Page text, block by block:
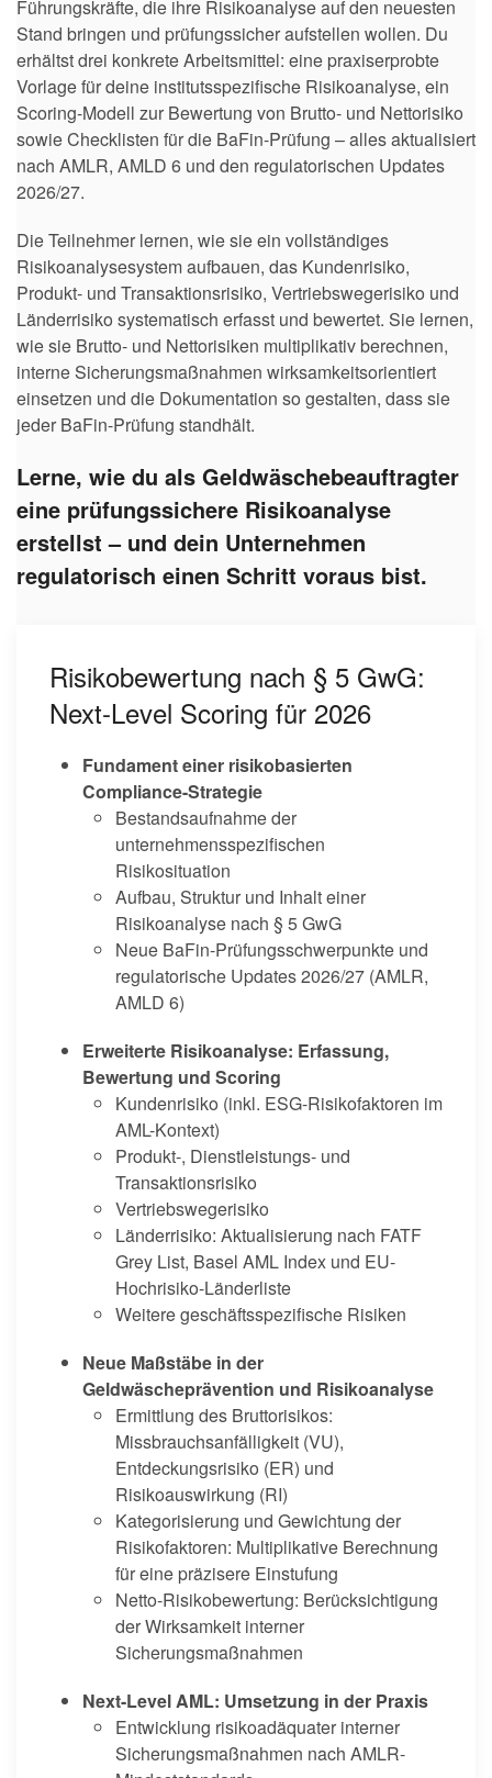
Führungskräfte, die ihre Risikoanalyse auf den neuesten
Stand bringen und prüfungssicher aufstellen wollen. Du
erhältst drei konkrete Arbeitsmittel: eine praxiserprobte
Vorlage für deine institutsspezifische Risikoanalyse, ein
Scoring-Modell zur Bewertung von Brutto- und Nettorisiko
sowie Checklisten für die BaFin-Prüfung – alles aktualisiert
nach AMLR, AMLD 6 und den regulatorischen Updates
2026/27.
Die Teilnehmer lernen, wie sie ein vollständiges
Risikoanalysesystem aufbauen, das Kundenrisiko,
Produkt- und Transaktionsrisiko, Vertriebswegerisiko und
Länderrisiko systematisch erfasst und bewertet. Sie lernen,
wie sie Brutto- und Nettorisiken multiplikativ berechnen,
interne Sicherungsmaßnahmen wirksamkeitsorientiert
einsetzen und die Dokumentation so gestalten, dass sie
jeder BaFin-Prüfung standhält.
Lerne, wie du als Geldwäschebeauftragter
eine prüfungssichere Risikoanalyse
erstellst – und dein Unternehmen
regulatorisch einen Schritt voraus bist.
Risikobewertung nach § 5 GwG:
Next-Level Scoring für 2026
Fundament einer risikobasierten
Compliance-Strategie
Bestandsaufnahme der
unternehmensspezifischen
Risikosituation
Aufbau, Struktur und Inhalt einer
Risikoanalyse nach § 5 GwG
Neue BaFin-Prüfungsschwerpunkte und
regulatorische Updates 2026/27 (AMLR,
AMLD 6)
Erweiterte Risikoanalyse: Erfassung,
Bewertung und Scoring
Kundenrisiko (inkl. ESG-Risikofaktoren im
AML-Kontext)
Produkt-, Dienstleistungs- und
Transaktionsrisiko
Vertriebswegerisiko
Länderrisiko: Aktualisierung nach FATF
Grey List, Basel AML Index und EU-
Hochrisiko-Länderliste
Weitere geschäftsspezifische Risiken
Neue Maßstäbe in der
Geldwäscheprävention und Risikoanalyse
Ermittlung des Bruttorisikos:
Missbrauchsanfälligkeit (VU),
Entdeckungsrisiko (ER) und
Risikoauswirkung (RI)
Kategorisierung und Gewichtung der
Risikofaktoren: Multiplikative Berechnung
für eine präzisere Einstufung
Netto-Risikobewertung: Berücksichtigung
der Wirksamkeit interner
Sicherungsmaßnahmen
Next-Level AML: Umsetzung in der Praxis
Entwicklung risikoadäquater interner
Sicherungsmaßnahmen nach AMLR-